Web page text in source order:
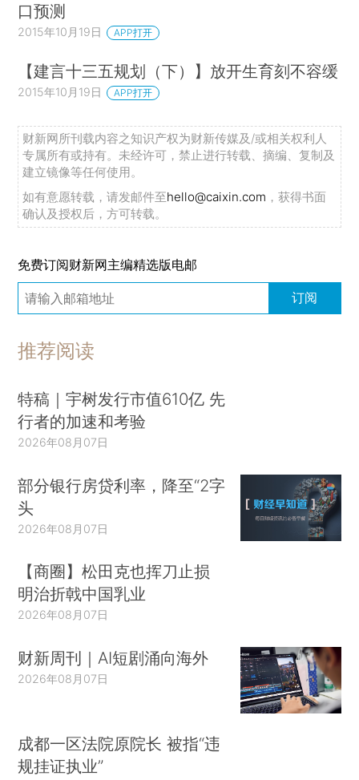
口预测
2015年10月19日 APP打开
【建言十三五规划（下）】放开生育刻不容缓
2015年10月19日 APP打开
财新网所刊载内容之知识产权为财新传媒及/或相关权利人
专属所有或持有。未经许可，禁止进行转载、摘编、复制及
建立镜像等任何使用。
如有意愿转载，请发邮件至hello@caixin.com ，获得书面
确认及授权后，方可转载。
免费订阅财新网主编精选版电邮
订阅
推荐阅读
特稿｜宇树发行市值610亿 先
行者的加速和考验
2026年08月07日
部分银行房贷利率，降至“2字
头
2026年08月07日
【商圈】松田克也挥刀止损
明治折戟中国乳业
2026年08月07日
财新周刊｜AI短剧涌向海外
2026年08月07日
成都一区法院原院长 被指“违
规挂证执业”